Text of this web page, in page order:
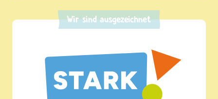
Wir sind ausgezeichnet